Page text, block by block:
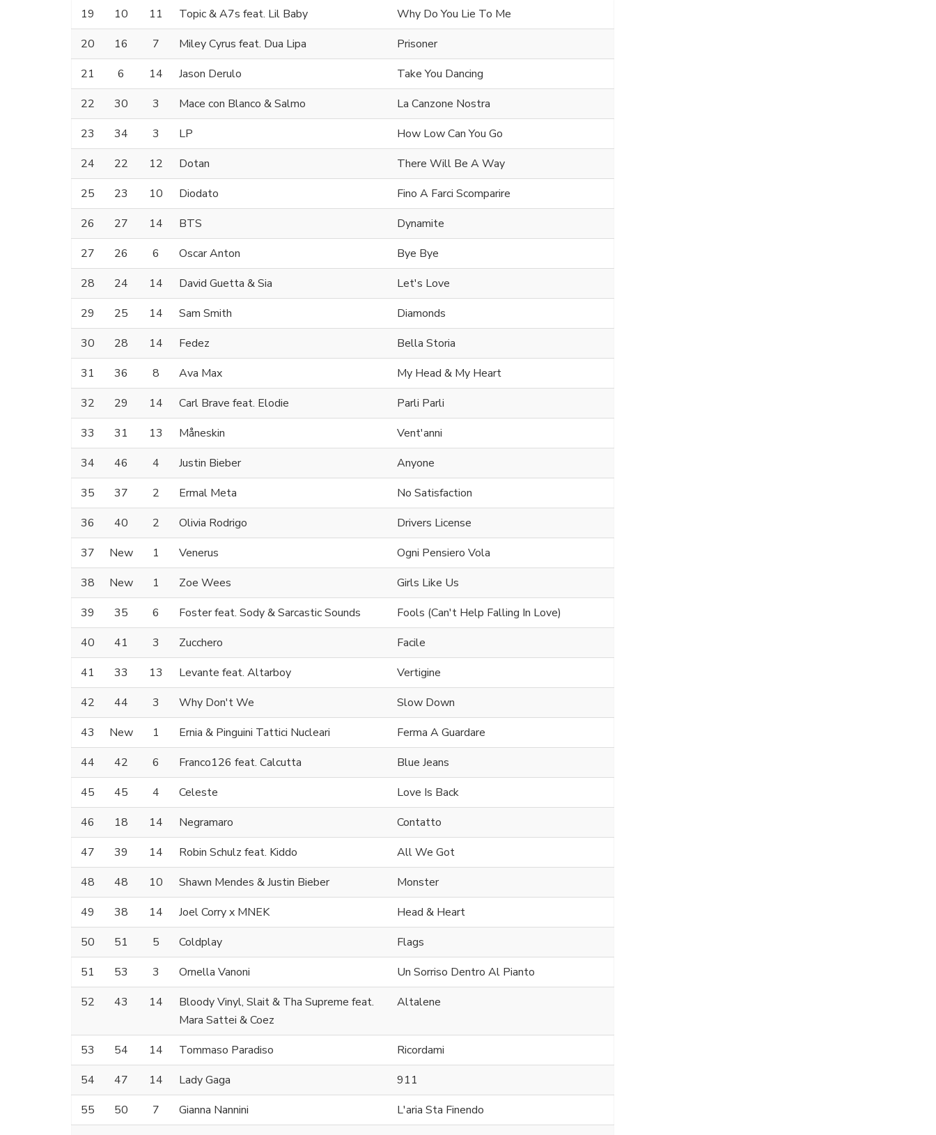
19
10 11 Topic & A7s feat. Lil Baby
Why Do You Lie To Me
20
16 7 Miley Cyrus feat. Dua Lipa
Prisoner
21
6 14 Jason Derulo
Take You Dancing
22
30 3 Mace con Blanco & Salmo
La Canzone Nostra
23
34 3 LP
How Low Can You Go
24
22 12 Dotan
There Will Be A Way
25
23 10 Diodato
Fino A Farci Scomparire
26
27 14 BTS
Dynamite
27
26 6 Oscar Anton
Bye Bye
28
24 14 David Guetta & Sia
Let's Love
29
25 14 Sam Smith
Diamonds
30
28 14 Fedez
Bella Storia
31
36 8 Ava Max
My Head & My Heart
32
29 14 Carl Brave feat. Elodie
Parli Parli
33
31 13 Måneskin
Vent'anni
34
46 4 Justin Bieber
Anyone
35
37 2 Ermal Meta
No Satisfaction
36
40 2 Olivia Rodrigo
Drivers License
37
New 1 Venerus
Ogni Pensiero Vola
38
New 1 Zoe Wees
Girls Like Us
39
35 6 Foster feat. Sody & Sarcastic Sounds
Fools (Can't Help Falling In Love)
40
41 3 Zucchero
Facile
41
33 13 Levante feat. Altarboy
Vertigine
42
44 3 Why Don't We
Slow Down
43
New 1 Ernia & Pinguini Tattici Nucleari
Ferma A Guardare
44
42 6 Franco126 feat. Calcutta
Blue Jeans
45
45 4 Celeste
Love Is Back
46
18 14 Negramaro
Contatto
47
39 14 Robin Schulz feat. Kiddo
All We Got
48
48 10 Shawn Mendes & Justin Bieber
Monster
49
38 14 Joel Corry x MNEK
Head & Heart
50
51 5 Coldplay
Flags
51
53 3 Ornella Vanoni
Un Sorriso Dentro Al Pianto
52
43 14
Bloody Vinyl, Slait & Tha Supreme feat.
Mara Sattei & Coez
Altalene
53 54 14 Tommaso Paradiso
Ricordami
54
47 14 Lady Gaga
911
55
50 7 Gianna Nannini
L'aria Sta Finendo